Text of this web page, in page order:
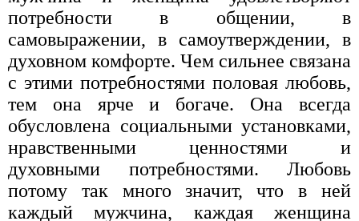
потребности в общении, в
самовыражении, в самоутверждении, в
духовном комфорте. Чем сильнее связана
с этими потребностями половая любовь,
тем она ярче и богаче. Она всегда
обусловлена социальными установками,
нравственными ценностями и
духовными потребностями. Любовь
потому так много значит, что в ней
каждый мужчина, каждая женщина